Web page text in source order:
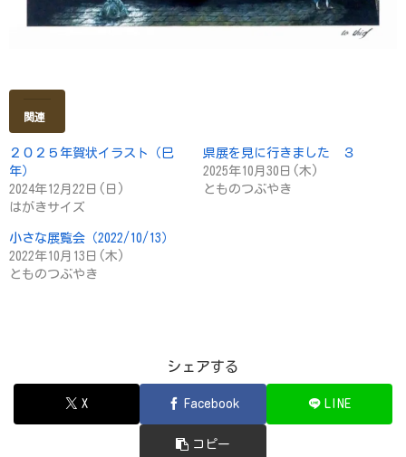
関連
２０２５年賀状イラスト（巳
年）
2024年12月22日(日)
はがきサイズ
県展を見に行きました ３
2025年10月30日(木)
とものつぶやき
小さな展覧会（2022/10/13）
2022年10月13日(木)
とものつぶやき
シェアする
X Facebook LINE
コピー